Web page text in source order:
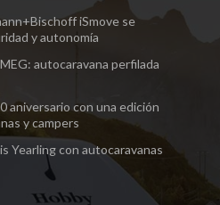
iSmove se
y autonomía
autocaravana perfilada
aniversario con una edición
y campers
Yearling con autocaravanas